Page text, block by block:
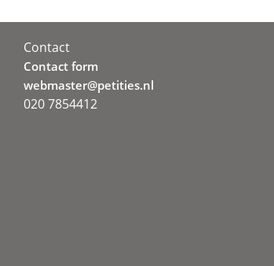
Contact
Contact form
webmaster@petities.nl
020 7854412